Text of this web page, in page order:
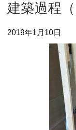
建築過程（
2019年1月10日